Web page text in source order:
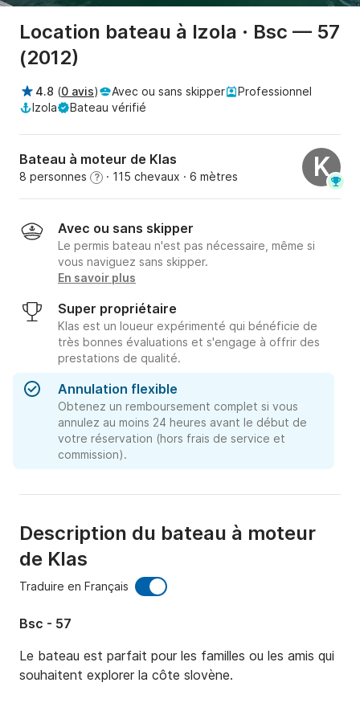
Location bateau à Izola · Bsc — 57
(2012)
4.8 (0 avis) Avec ou sans skipper
Professionnel
Izola
Bateau vérifié
Bateau à moteur de Klas
8 personnes ? · 115 chevaux · 6 mètres K
Avec ou sans skipper
Le permis bateau n'est pas nécessaire, même si
vous naviguez sans skipper.
En savoir plus
Super propriétaire
Klas est un loueur expérimenté qui bénéficie de
très bonnes évaluations et s'engage à offrir des
prestations de qualité.
Annulation flexible
Obtenez un remboursement complet si vous
annulez au moins 24 heures avant le début de
votre réservation (hors frais de service et
commission).
Description du bateau à moteur
de Klas
Traduire en Français
Bsc - 57
Le bateau est parfait pour les familles ou les amis qui
souhaitent explorer la côte slovène.